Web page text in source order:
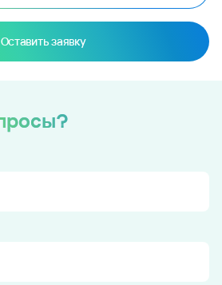
Оставить заявку